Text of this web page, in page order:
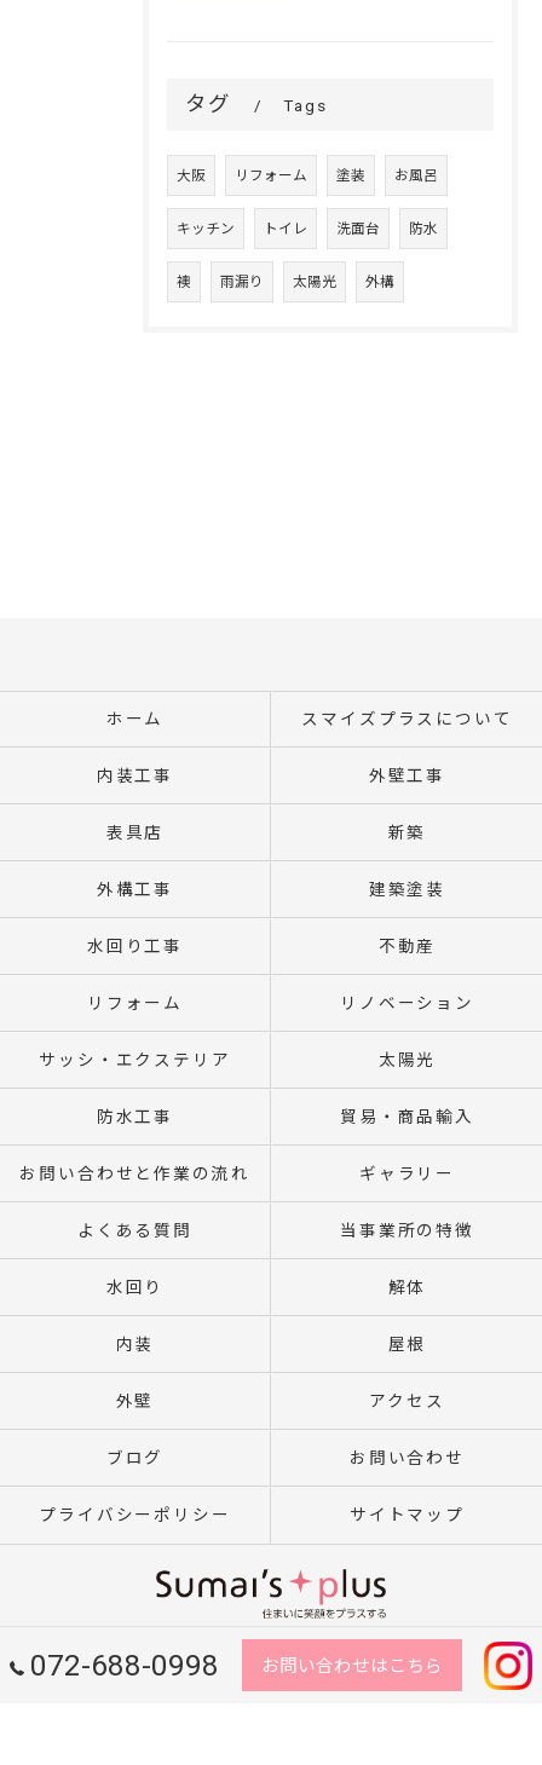
タグ Tags
大阪 リフォーム 塗装 お風呂
キッチン トイレ 洗面台 防水
襖 雨漏り 太陽光 外構
072-688-0998 お問い合わせはこちら
ホーム スマイズプラスについて
内装工事 外壁工事
表具店 新築
外構工事 建築塗装
水回り工事 不動産
リフォーム リノベーション
サッシ・エクステリア 太陽光
防水工事 貿易・商品輸入
お問い合わせと作業の流れ ギャラリー
よくある質問 当事業所の特徴
水回り 解体
内装 屋根
外壁 アクセス
ブログ お問い合わせ
プライバシーポリシー サイトマップ
© 2026 大阪のリフォームならSumai's Plus ALL RIGHTS RESERVED.